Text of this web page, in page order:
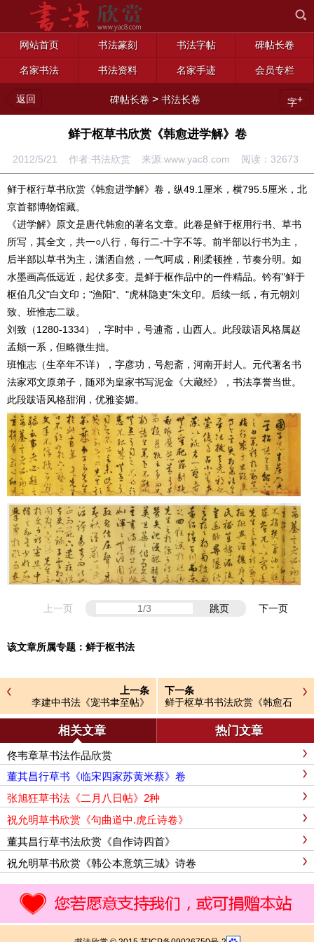
网站首页 书法篆刻 书法字帖 碑帖长卷
名家书法 书法资料 名家手迹 会员专栏
返回 碑帖长卷 >书法长卷 字+
鲜于枢草书欣赏《韩愈进学解》卷
2012/5/21 作者:书法欣赏 来源:www.yac8.com 阅读： 32673
鲜于枢行草书欣赏《韩愈进学解》卷，纵49.1厘米，横795.5厘米，北
京首都博物馆藏。
《进学解》原文是唐代韩愈的著名文章。此卷是鲜于枢用行书、草书
所写，其全文，共一○八行，每行二-十字不等。前半部以行书为主，
后半部以草书为主，潇洒自然，一气呵成，刚柔顿挫，节奏分明。如
水墨画高低远近，起伏多变。是鲜于枢作品中的一件精品。钤有"鲜于
枢伯几父"白文印；"渔阳"、"虎林隐吏"朱文印。后续一纸，有元朝刘
致、班惟志二跋。
刘致（1280-1334），字时中，号逋斋，山西人。此段跋语风格属赵
孟頫一系，但略微生拙。
班惟志（生卒年不详），字彦功，号恕斋，河南开封人。元代著名书
法家邓文原弟子，随邓为皇家书写泥金《大藏经》，书法享誉当世。
此段跋语风格甜润，优雅姿媚。
上一页 跳页 下一页
该文章所属专题： 鲜于枢书法
上一条
李建中书法《宠书聿至帖》
下一条
鲜于枢草书书法欣赏《韩愈石
鼓歌》
相关文章 热门文章
佟韦章草书法作品欣赏
董其昌行草书《临宋四家苏黄米蔡》卷
张旭狂草书法《二月八日帖》2种
祝允明草书欣赏《句曲道中.虎丘诗卷》
董其昌行草书法欣赏《自作诗四首》
祝允明草书欣赏《韩公本意筑三城》诗卷